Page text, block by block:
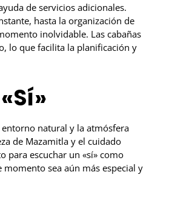
de servicios adicionales.
hasta la organización de
inolvidable. Las cabañas
lo que facilita la planificación y
natural y la atmósfera
de Mazamitla y el cuidado
para escuchar un «sí» como
sea aún más especial y